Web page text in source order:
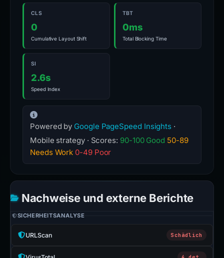
CLS
0
Cumulative Layout Shift
TBT
0ms
Total Blocking Time
SI
2.6s
Speed Index
Powered by Google PageSpeed Insights ·
Mobile strategy · Scores: 90-100 Good 50-89
Needs Work 0-49 Poor
Nachweise und externe Berichte
SICHERHEITSANALYSE
URLScan Schädlich